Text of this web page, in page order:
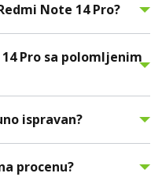
Note 14 Pro?
Pro sa polomljenim
ispravan?
procenu?